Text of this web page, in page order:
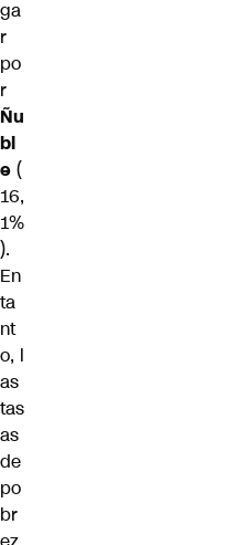
ga
r
po
r
Ñu
bl
e (
16,
1%
).
En
ta
nt
o, l
as
tas
as
de
po
br